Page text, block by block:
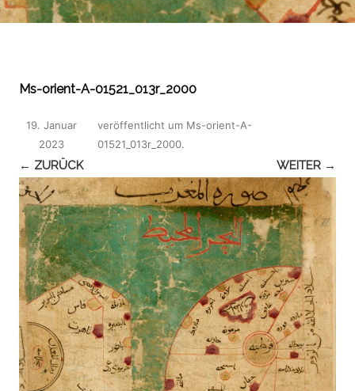
Ms-orient-A-01521_013r_2000
veröffentlicht
19. Januar
2023
um Ms-orient-A-
01521_013r_2000.
← ZURÜCK WEITER →